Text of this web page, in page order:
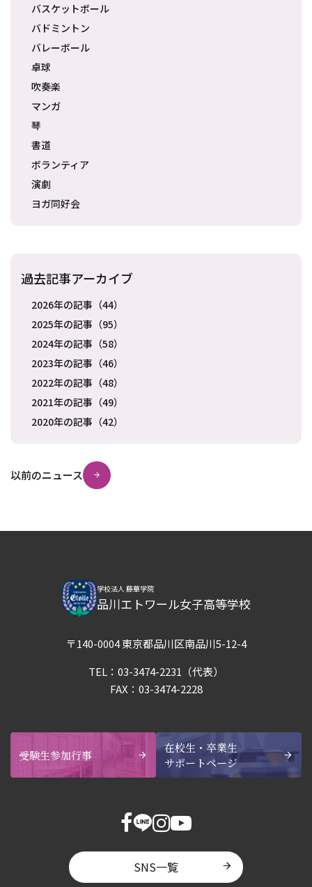
バスケットボール
バドミントン
バレーボール
卓球
吹奏楽
マンガ
琴
書道
ボランティア
演劇
ヨガ同好会
過去記事アーカイブ
2026年の記事（44）
2025年の記事（95）
2024年の記事（58）
2023年の記事（46）
2022年の記事（48）
2021年の記事（49）
2020年の記事（42）
以前のニュース
学校法人 藤華学院
品川エトワール女子高等学校
〒140-0004 東京都品川区南品川5-12-4
TEL： 03-3474-2231 （代表）
FAX：03-3474-2228
受験生参加行事
在校生・卒業生
サポートページ
SNS一覧